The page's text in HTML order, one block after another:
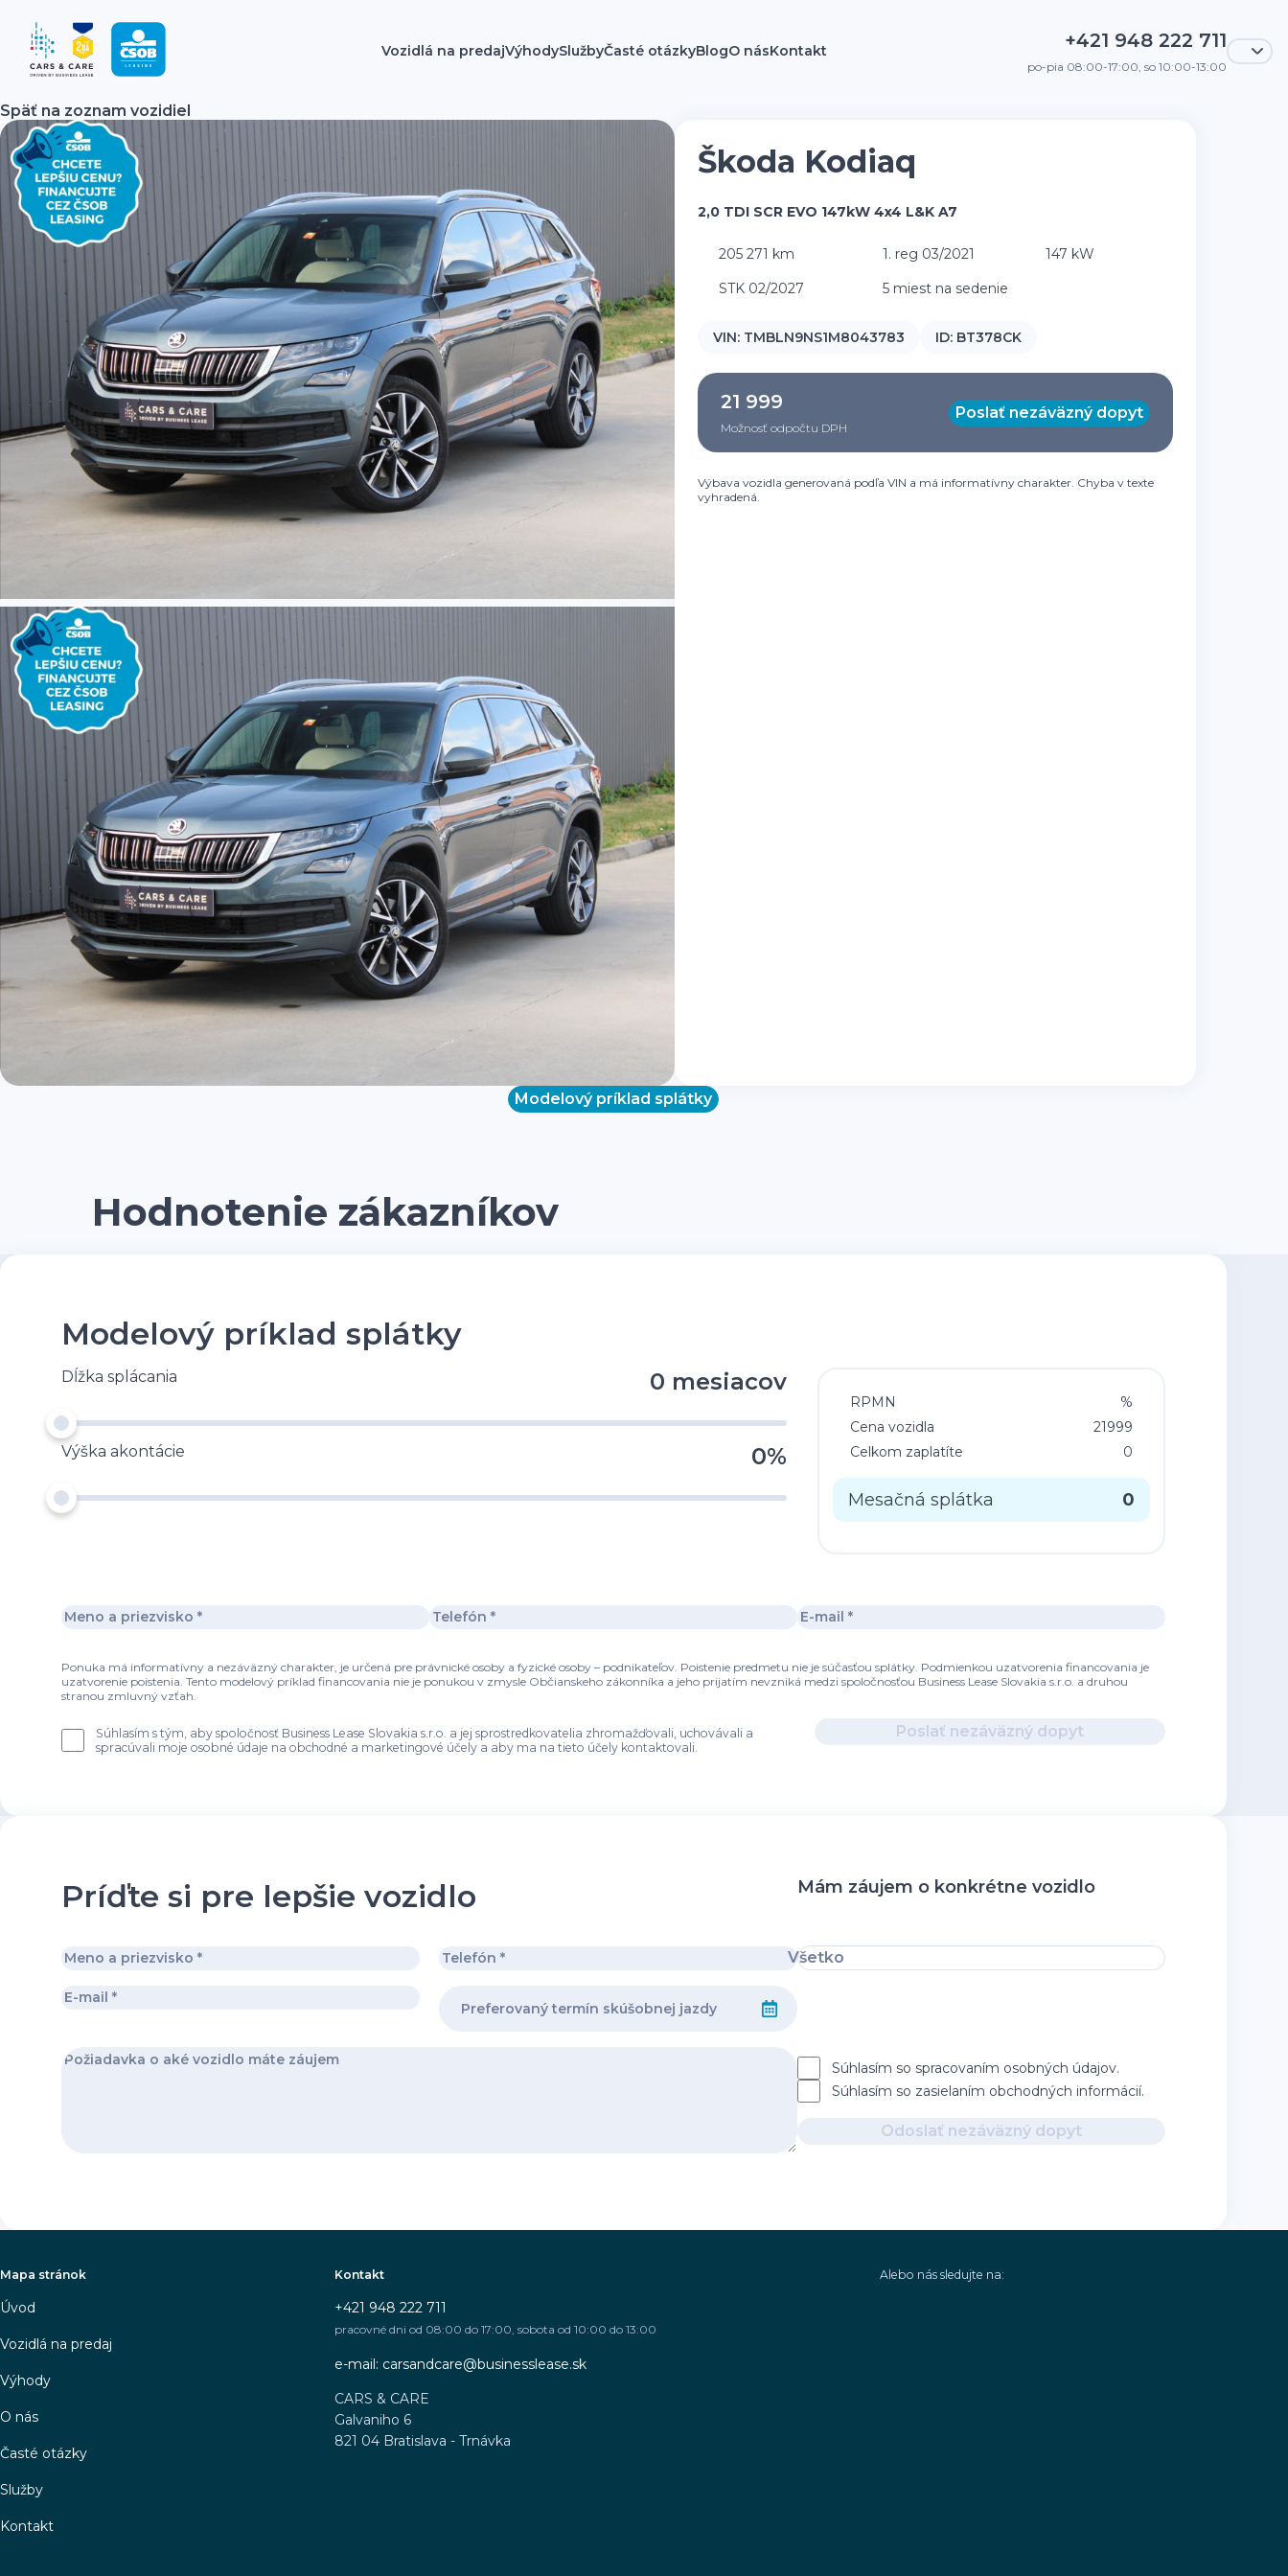
Vozidlá na predajVýhodySlužbyČasté otázkyBlogO násKontakt +421 948 222 711
po-pia 08:00-17:00, so 10:00-13:00
Späť na zoznam vozidiel
Škoda Kodiaq
2,0 TDI SCR EVO 147kW 4x4 L&K A7
205 271 km 1. reg 03/2021
147 kW
STK 02/2027
5 miest na sedenie
VIN: TMBLN9NS1M8043783 ID: BT378CK
21 999
Možnosť odpočtu DPH
Poslať nezáväzný dopyt
Výbava vozidla generovaná podľa VIN a má informatívny charakter. Chyba v texte
vyhradená.
Modelový príklad splátky
Hodnotenie zákazníkov
Modelový príklad splátky
Dĺžka splácania 0 mesiacov
Výška akontácie 0%
RPMN
%
Cena vozidla
21999
Celkom zaplatíte
0
Mesačná splátka 0
Ponuka má informatívny a nezáväzný charakter, je určená pre právnické osoby a fyzické osoby – podnikateľov. Poistenie predmetu nie je súčasťou splátky. Podmienkou uzatvorenia financovania je
uzatvorenie poistenia. Tento modelový príklad financovania nie je ponukou v zmysle Občianskeho zákonníka a jeho prijatím nevzniká medzi spoločnosťou Business Lease Slovakia s.r.o. a druhou
stranou zmluvný vzťah.
Súhlasím s tým, aby spoločnosť Business Lease Slovakia s.r.o. a jej sprostredkovatelia zhromažďovali, uchovávali a
spracúvali moje osobné údaje na obchodné a marketingové účely a aby ma na tieto účely kontaktovali.
Poslať nezáväzný dopyt
Príďte si pre lepšie vozidlo Mám záujem o konkrétne vozidlo
Všetko
Súhlasím so spracovaním osobných údajov.
Súhlasím so zasielaním obchodných informácií.
Odoslať nezáväzný dopyt
Mapa stránok
Úvod
Vozidlá na predaj
Výhody
O nás
Časté otázky
Služby
Kontakt
Kontakt
+421 948 222 711
pracovné dni od 08:00 do 17:00, sobota od 10:00 do 13:00
e-mail: carsandcare@businesslease.sk
CARS & CARE
Galvaniho 6
821 04 Bratislava - Trnávka
Alebo nás sledujte na: